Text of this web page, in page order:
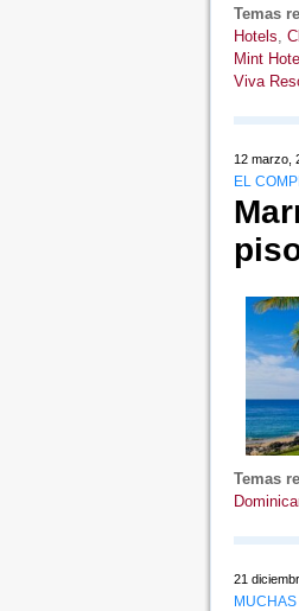
Temas
Hotels,
Mint
Viva
12 marzo,
EL
Temas
21